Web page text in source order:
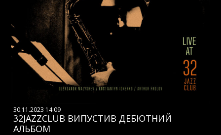
30.11.2023 14:09
32JAZZCLUB ВИПУСТИВ ДЕБЮТНИЙ
АЛЬБОМ